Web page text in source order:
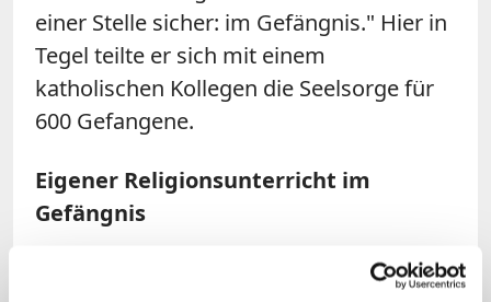
einer Stelle sicher: im Gefängnis." Hier in
Tegel teilte er sich mit einem
katholischen Kollegen die Seelsorge für
600 Gefangene.
Eigener Religionsunterricht im
Gefängnis